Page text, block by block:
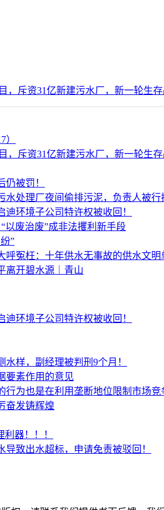
，斥资31亿新建污水厂，新一轮生存
，斥资31亿新建污水厂，新一轮生存
被罚！
处理厂夜间偷排污泥，负责人被行
环境子公司特许权被收回！
以废治废”成非法攫利新手段
”
呼冤枉：十年供水无事故的供水文明
离开碧水源｜青山
环境子公司特许权被收回！
样，副经理被判刑9个月！
要素作用的意见
为也是在利用垄断地位限制市场竞
奋发铸辉煌
器！！！
致出水超标，申请免责被驳回！